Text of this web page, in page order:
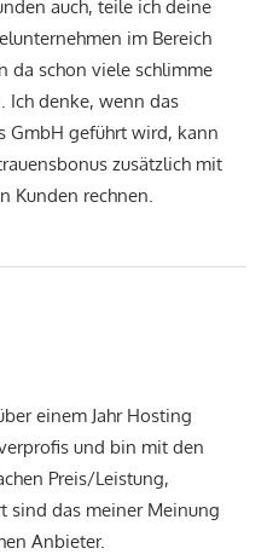
auch, teile ich deine
im Bereich
da schon viele schlimme
Ich denke, wenn das
GmbH geführt wird, kann
zusätzlich mit
Kunden rechnen.
einem Jahr Hosting
und bin mit den
Preis/Leistung,
sind das meiner Meinung
Anbieter.